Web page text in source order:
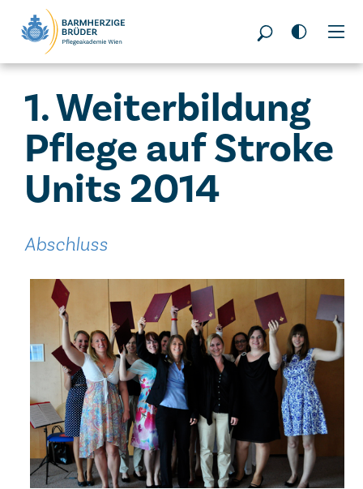
Seitenbereiche:
1. Weiterbildung
Pflege auf Stroke
Units 2014
Abschluss